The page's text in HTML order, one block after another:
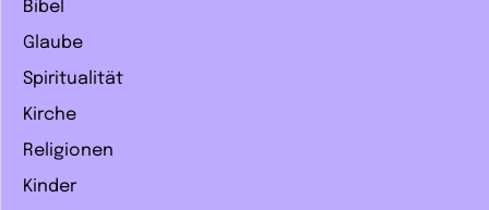
Bibel
Glaube
Spiritualität
Kirche
Religionen
Kinder